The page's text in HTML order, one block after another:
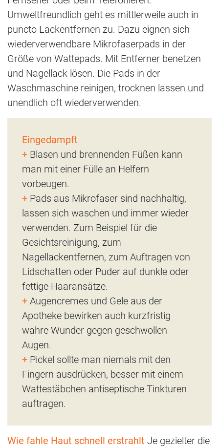
Umweltfreundlich geht es mittlerweile auch in
puncto Lackentfernen zu. Dazu eignen sich
wiederverwendbare Mikrofaserpads in der
Größe von Wattepads. Mit Entferner benetzen
und Nagellack lösen. Die Pads in der
Waschmaschine reinigen, trocknen lassen und
unendlich oft wiederverwenden.
Eingedampft
+ Blasen und brennenden Füßen kann
man mit einer Fülle an Helfern
vorbeugen.
+ Pads aus Mikrofaser sind nachhaltig,
lassen sich waschen und immer wieder
verwenden. Zum Beispiel für die
Gesichtsreinigung, zum
Nagellackentfernen, zum Auftragen von
Lidschatten oder Puder auf dunkle oder
fettige Haaransätze.
+ Augencremes und Gele aus der
Apotheke bewirken auch kurzfristig
wahre Wunder gegen geschwollen
Augen.
+ Pickel sollte man niemals mit den
Fingern ausdrücken, besser mit einem
Wattestäbchen antiseptische Tinkturen
auftragen.
Wie fahle Haut schnell erstrahlt Je gezielter die